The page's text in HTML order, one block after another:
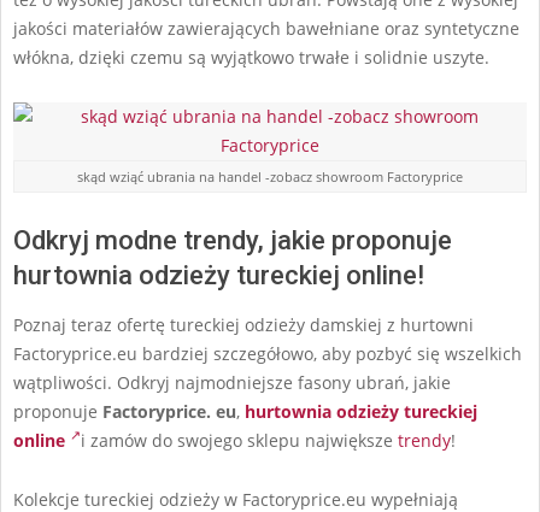
jakości materiałów zawierających bawełniane oraz syntetyczne
włókna, dzięki czemu są wyjątkowo trwałe i solidnie uszyte.
skąd wziąć ubrania na handel -zobacz showroom Factoryprice
Odkryj modne trendy, jakie proponuje
hurtownia odzieży tureckiej online!
Poznaj teraz ofertę tureckiej odzieży damskiej z hurtowni
Factoryprice.eu bardziej szczegółowo, aby pozbyć się wszelkich
wątpliwości. Odkryj najmodniejsze fasony ubrań, jakie
proponuje Factoryprice. eu, hurtownia odzieży tureckiej
online
i zamów do swojego sklepu największe trendy!
Kolekcje tureckiej odzieży w Factoryprice.eu wypełniają